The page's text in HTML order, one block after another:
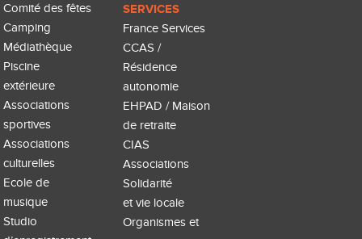
Comité des fêtes
Camping
Médiathèque
Piscine
extérieure
Associations
sportives
Associations
culturelles
Ecole de
musique
Studio
SERVICES
France Services
CCAS /
Résidence
autonomie
EHPAD / Maison
de retraite
CIAS
Associations
Solidarité
et vie locale
Organismes et